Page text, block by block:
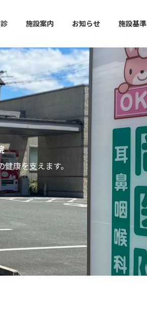
施設案内 お知らせ 施設基準
康を支えます。